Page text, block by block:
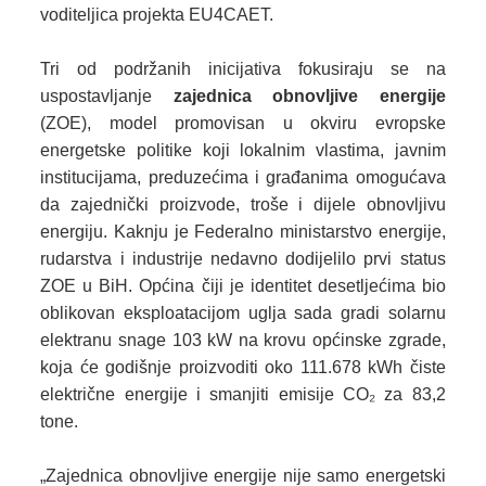
voditeljica projekta EU4CAET.
Tri od podržanih inicijativa fokusiraju se na
uspostavljanje zajednica obnovljive energije
(ZOE), model promovisan u okviru evropske
energetske politike koji lokalnim vlastima, javnim
institucijama, preduzećima i građanima omogućava
da zajednički proizvode, troše i dijele obnovljivu
energiju. Kaknju je Federalno ministarstvo energije,
rudarstva i industrije nedavno dodijelilo prvi status
ZOE u BiH. Općina čiji je identitet desetljećima bio
oblikovan eksploatacijom uglja sada gradi solarnu
elektranu snage 103 kW na krovu općinske zgrade,
koja će godišnje proizvoditi oko 111.678 kWh čiste
električne energije i smanjiti emisije CO₂ za 83,2
tone.
„Zajednica obnovljive energije nije samo energetski